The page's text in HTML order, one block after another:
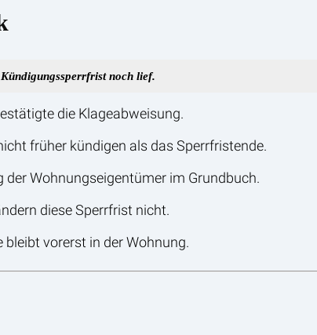
noch lief.
die Klageabweisung.
früher kündigen als das Sperrfristende.
Wohnungseigentümer im Grundbuch.
diese Sperrfrist nicht.
vorerst in der Wohnung.